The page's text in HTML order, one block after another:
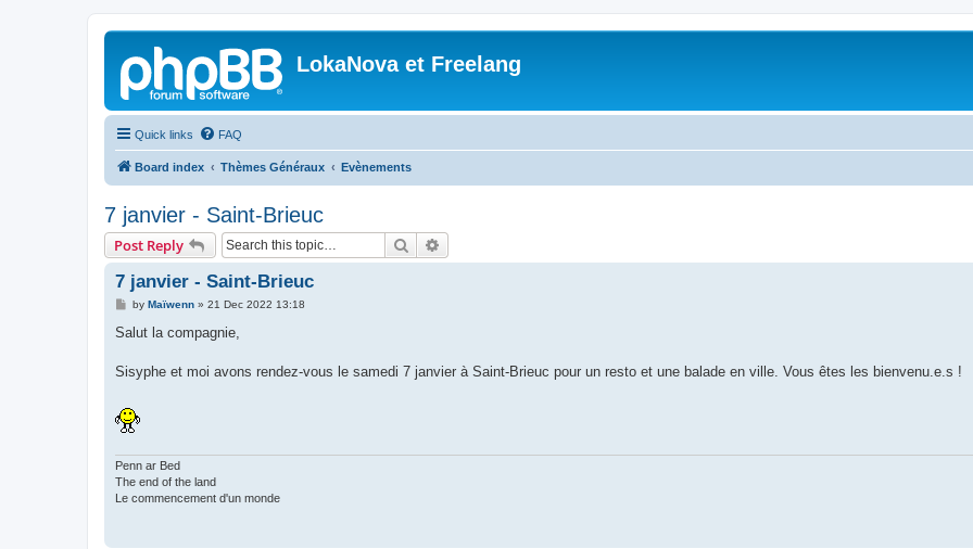
LokaNova et Freelang
Quick links FAQ
Board index Thèmes Généraux Evènements
7 janvier - Saint-Brieuc
Post Reply Search
7 janvier - Saint-Brieuc
P
s
by Maïwenn» 21 Dec 2022 13:18
Salut la compagnie,
Sisyphe et moi avons rendez-vous le samedi 7 janvier à Saint-Brieuc pour un resto et une balade en ville. Vous êtes les bienvenu.e.s !
Penn ar Bed
The end of the land
Le commencement d'un monde